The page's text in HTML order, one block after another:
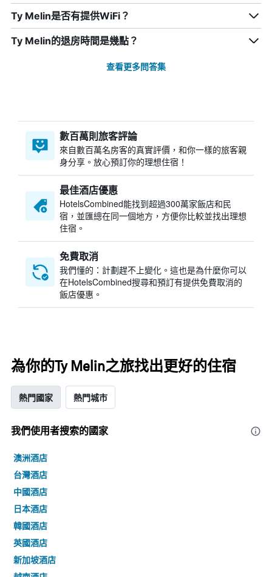
Ty Melin是否有提供WiFi？
Ty Melin的退房時間是幾點？
查看更多問答集
數百萬則旅客評論
來自數百萬名房客的真實評價，和你一樣的旅客親
身分享。放心預訂你的理想住宿！
最佳酒店優惠
HotelsCombined​能找到超過300萬家飯店和民
宿，並匯總在同一個地方，方便你比較並找出理想
住宿。
免費取消
我們懂的：計劃趕不上變化。這也是為什麼你可以
在HotelsCombined搜尋和預訂有提供免費取消的
飯店優惠。
為你的Ty Melin之旅找出更好的住宿
熱門國家 熱門城市
我們使用者搜索的國家
澳洲酒店
台灣酒店
中國酒店
日本酒店
韓國酒店
英國酒店
新加坡酒店